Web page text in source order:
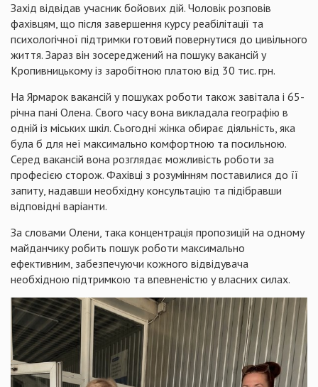
Захід відвідав учасник бойових дій. Чоловік розповів
фахівцям, що після завершення курсу реабілітації та
психологічної підтримки готовий повернутися до цивільного
життя. Зараз він зосереджений на пошуку вакансій у
Кропивницькому із заробітною платою від 30 тис. грн.
На Ярмарок вакансій у пошуках роботи також завітала і 65-
річна пані Олена. Свого часу вона викладала географію в
одній із міських шкіл. Сьогодні жінка обирає діяльність, яка
була б для неї максимально комфортною та посильною.
Серед вакансій вона розглядає можливість роботи за
професією сторож. Фахівці з розумінням поставилися до її
запиту, надавши необхідну консультацію та підібравши
відповідні варіанти.
За словами Олени, така концентрація пропозицій на одному
майданчику робить пошук роботи максимально
ефективним, забезпечуючи кожного відвідувача
необхідною підтримкою та впевненістю у власних силах.